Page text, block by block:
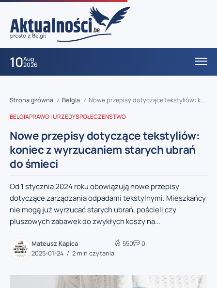
10Aug
2026
Strona główna / Belgia / Nowe przepisy dotyczące tekstyliów: koniec z wyrzucaniem starych ubrań do śmieci
BELGIAPRAWO I URZĘDYSPOŁECZEŃSTWO
Nowe przepisy dotyczące tekstyliów:
koniec z wyrzucaniem starych ubrań
do śmieci
Od 1 stycznia 2024 roku obowiązują nowe przepisy
dotyczące zarządzania odpadami tekstylnymi. Mieszkańcy
nie mogą już wyrzucać starych ubrań, pościeli czy
pluszowych zabawek do zwykłych koszy na...
Mateusz Kapica
2025-01-24
2 min czytania
550 0